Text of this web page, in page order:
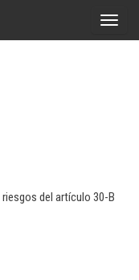
A
l
del artículo 30-B